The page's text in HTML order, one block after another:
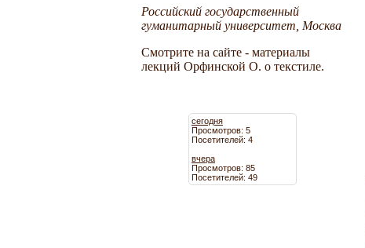
Российский государственный
гуманитарный университет, Москва
Смотрите на сайте - материалы
лекций Орфинской О. о текстиле.
сегодня
Просмотров: 5
Посетителей: 4
вчера
Просмотров: 85
Посетителей: 49